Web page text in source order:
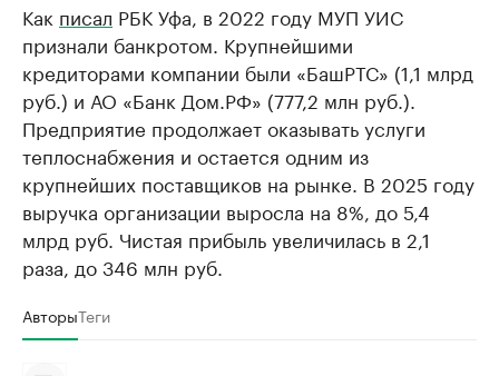
Как писал РБК Уфа, в 2022 году МУП УИС
признали банкротом. Крупнейшими
кредиторами компании были «БашРТС» (1,1 млрд
руб.) и АО «Банк Дом.РФ» (777,2 млн руб.).
Предприятие продолжает оказывать услуги
теплоснабжения и остается одним из
крупнейших поставщиков на рынке. В 2025 году
выручка организации выросла на 8%, до 5,4
млрд руб. Чистая прибыль увеличилась в 2,1
раза, до 346 млн руб.
АвторыТеги